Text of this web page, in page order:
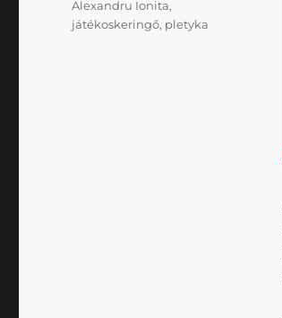
Címke
Alexandru Ionita,
játékoskeringő, pletyka